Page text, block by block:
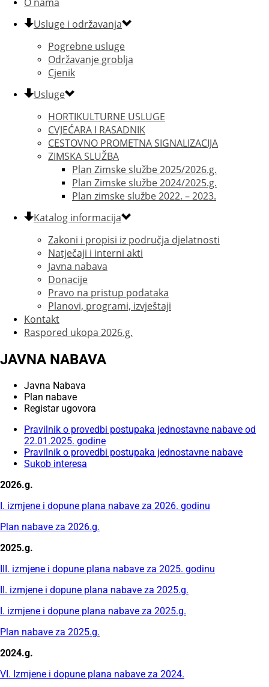
Usluge i održavanja
Pogrebne usluge
Održavanje groblja
Cjenik
Usluge
HORTIKULTURNE USLUGE
CVJEĆARA I RASADNIK
CESTOVNO PROMETNA SIGNALIZACIJA
ZIMSKA SLUŽBA
Plan Zimske službe 2025/2026.g.
Plan Zimske službe 2024/2025.g.
Plan zimske službe 2022. – 2023.
Katalog informacija
Zakoni i propisi iz područja djelatnosti
Natječaji i interni akti
Javna nabava
Donacije
Pravo na pristup podataka
Planovi, programi, izvještaji
Kontakt
Raspored ukopa 2026.g.
JAVNA NABAVA
Javna Nabava
Plan nabave
Registar ugovora
Pravilnik o provedbi postupaka jednostavne nabave od
22.01.2025. godine
Pravilnik o provedbi postupaka jednostavne nabave
Sukob interesa
2026.g.
I. izmjene i dopune plana nabave za 2026. godinu
Plan nabave za 2026.g.
2025.g.
III. izmjene i dopune plana nabave za 2025. godinu
II. izmjene i dopune plana nabave za 2025.g.
I. izmjene i dopune plana nabave za 2025.g.
Plan nabave za 2025.g.
2024.g.
VI. Izmjene i dopune plana nabave za 2024.